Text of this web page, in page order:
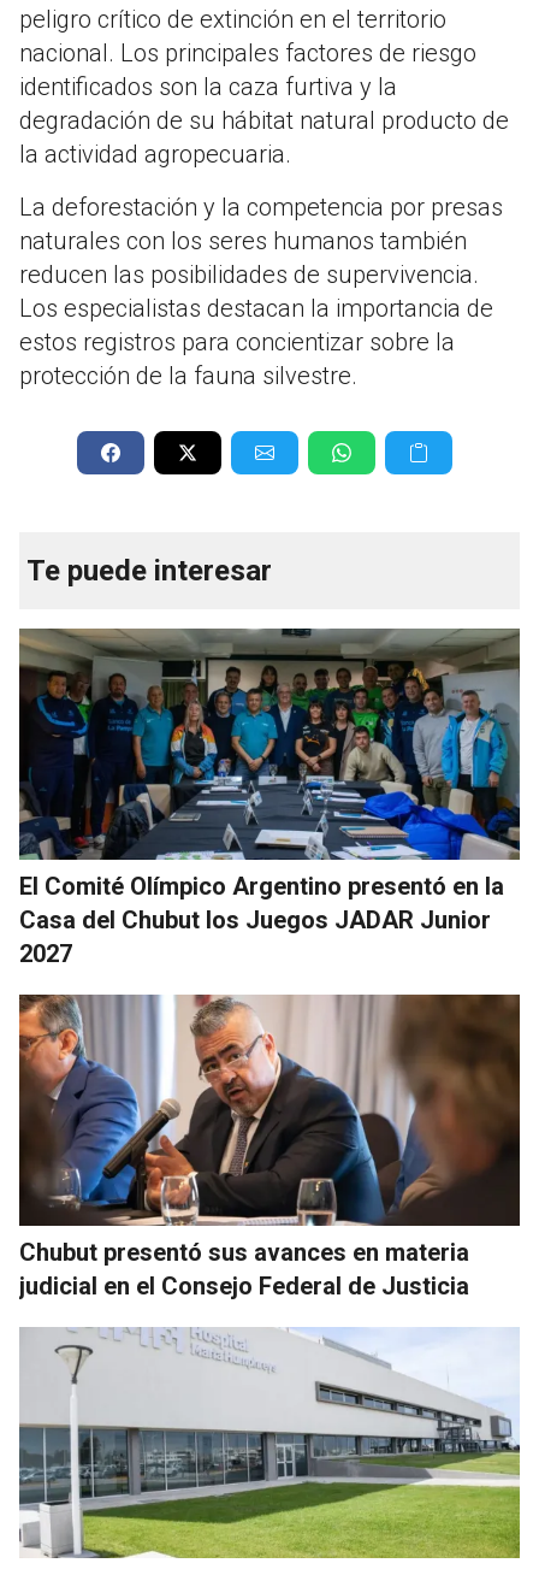
peligro crítico de extinción en el territorio
nacional. Los principales factores de riesgo
identificados son la caza furtiva y la
degradación de su hábitat natural producto de
la actividad agropecuaria.
La deforestación y la competencia por presas
naturales con los seres humanos también
reducen las posibilidades de supervivencia.
Los especialistas destacan la importancia de
estos registros para concientizar sobre la
protección de la fauna silvestre.
Te puede interesar
El Comité Olímpico Argentino presentó en la
Casa del Chubut los Juegos JADAR Junior
2027
Chubut presentó sus avances en materia
judicial en el Consejo Federal de Justicia